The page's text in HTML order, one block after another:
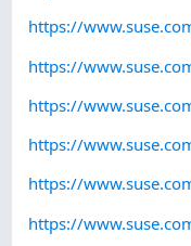
https://
https://
https://
https://
https://
https://